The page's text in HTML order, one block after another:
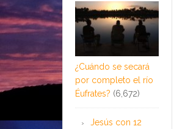
¿Cuándo se secará
por completo el río
Éufrates? (6,672)
Jesús con 12